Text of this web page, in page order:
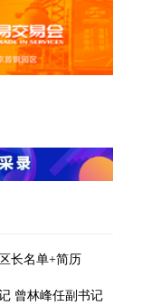
长名单+简历
曾林峰任副书记